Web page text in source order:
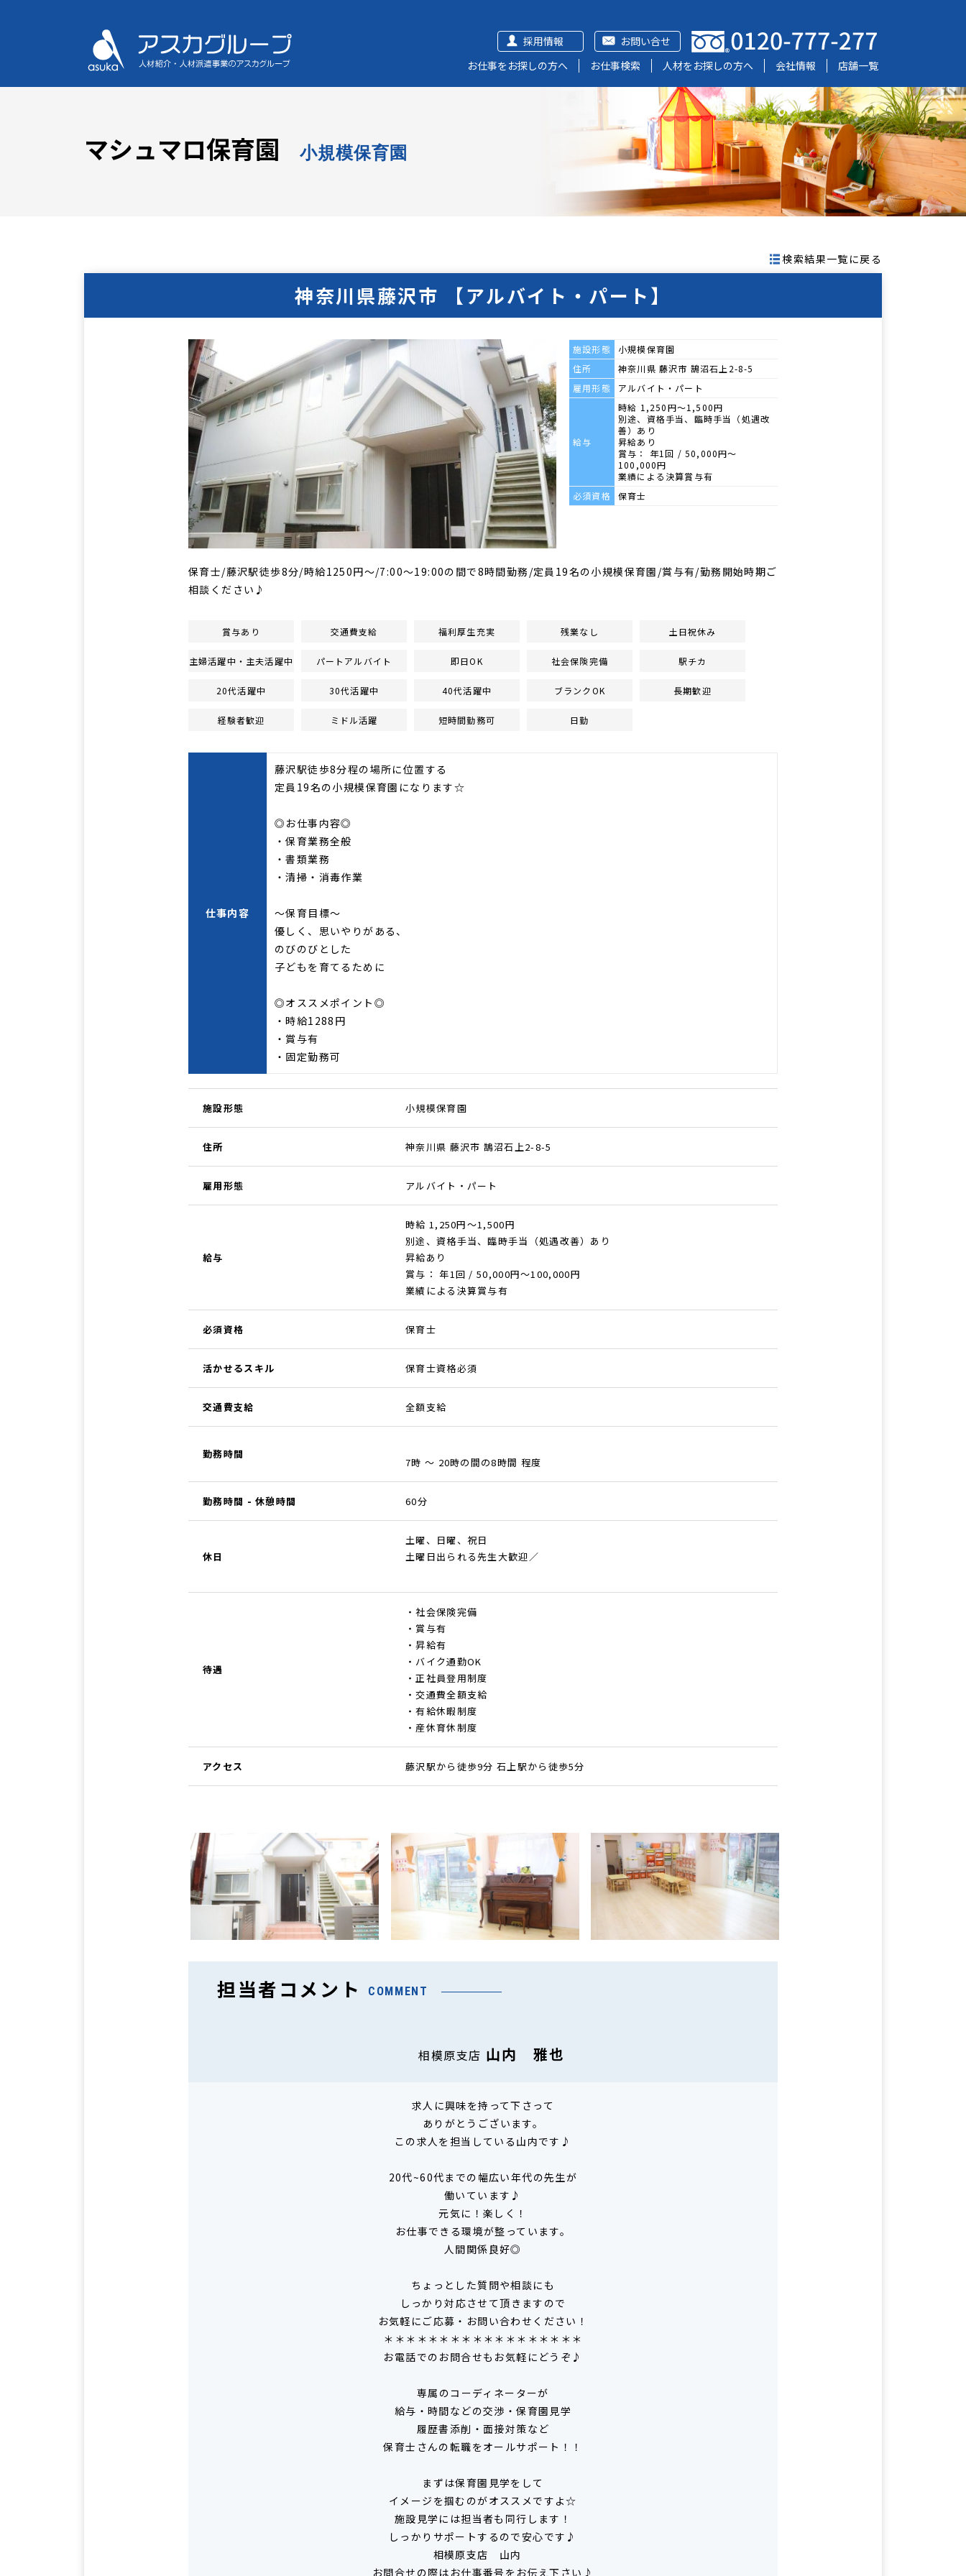
お問い合せ
採用情報
お仕事をお探しの方へ
お仕事検索 人材をお探しの方へ 会社情報 店舗一覧
マシュマロ保育園 小規模保育園
検索結果一覧に戻る
神奈川県藤沢市 【アルバイト・パート】
施設形態
小規模保育園
住所
神奈川県 藤沢市 鵠沼石上2-8-5
雇用形態
アルバイト・パート
給与
時給 1,250円～1,500円
別途、資格手当、臨時手当（処遇改
善）あり
昇給あり
賞与： 年1回 / 50,000円〜
100,000円
業績による決算賞与有
必須資格
保育士
保育士/藤沢駅徒歩8分/時給1250円～/7:00～19:00の間で8時間勤務/定員19名の小規模保育園/賞与有/勤務開始時期ご
相談ください♪
賞与あり 交通費支給 福利厚生充実 残業なし 土日祝休み
主婦活躍中・主夫活躍中 パートアルバイト 即日OK 社会保険完備 駅チカ
20代活躍中 30代活躍中 40代活躍中 ブランクOK 長期歓迎
経験者歓迎 ミドル活躍 短時間勤務可 日勤
仕事内容
藤沢駅徒歩8分程の場所に位置する
定員19名の小規模保育園になります☆
◎お仕事内容◎
・保育業務全般
・書類業務
・清掃・消毒作業
～保育目標～
優しく、思いやりがある、
のびのびとした
子どもを育てるために
◎オススメポイント◎
・時給1288円
・賞与有
・固定勤務可
施設形態 小規模保育園
住所 神奈川県 藤沢市 鵠沼石上2-8-5
雇用形態 アルバイト・パート
給与
時給 1,250円～1,500円
別途、資格手当、臨時手当（処遇改善）あり
昇給あり
賞与： 年1回 / 50,000円〜100,000円
業績による決算賞与有
必須資格 保育士
活かせるスキル 保育士資格必須
交通費支給 全額支給
勤務時間
7時 ～ 20時の間の8時間 程度
勤務時間 - 休憩時間 60分
休日
土曜、日曜、祝日
土曜日出られる先生大歓迎／
待遇
・社会保険完備
・賞与有
・昇給有
・バイク通勤OK
・正社員登用制度
・交通費全額支給
・有給休暇制度
・産休育休制度
アクセス 藤沢駅から徒歩9分 石上駅から徒歩5分
担当者コメント COMMENT
相模原支店 山内 雅也
求人に興味を持って下さって
ありがとうございます。
この求人を担当している山内です♪
20代~60代までの幅広い年代の先生が
働いています♪
元気に！楽しく！
お仕事できる環境が整っています。
人間関係良好◎
ちょっとした質問や相談にも
しっかり対応させて頂きますので
お気軽にご応募・お問い合わせください！
＊＊＊＊＊＊＊＊＊＊＊＊＊＊＊＊＊＊
お電話でのお問合せもお気軽にどうぞ♪
専属のコーディネーターが
給与・時間などの交渉・保育園見学
履歴書添削・面接対策など
保育士さんの転職をオールサポート！！
まずは保育園見学をして
イメージを掴むのがオススメですよ☆
施設見学には担当者も同行します！
しっかりサポートするので安心です♪
相模原支店 山内
お問合せの際はお仕事番号をお伝え下さい♪